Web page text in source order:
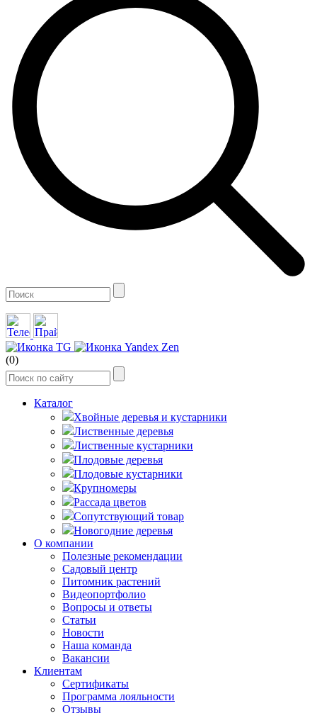
(0)
Каталог
Хвойные деревья и кустарники
Лиственные деревья
Лиственные кустарники
Плодовые деревья
Плодовые кустарники
Крупномеры
Рассада цветов
Сопутствующий товар
Новогодние деревья
О компании
Полезные рекомендации
Садовый центр
Питомник растений
Видеопортфолио
Вопросы и ответы
Статьи
Новости
Наша команда
Вакансии
Клиентам
Сертификаты
Программа лояльности
Отзывы